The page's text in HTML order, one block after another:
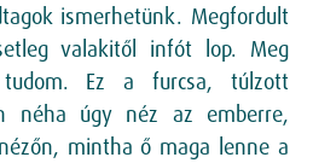
ismerhetünk. Megfordult
valakitől infót lop. Meg
Ez a furcsa, túlzott
néha úgy néz az emberre,
mintha ő maga lenne a